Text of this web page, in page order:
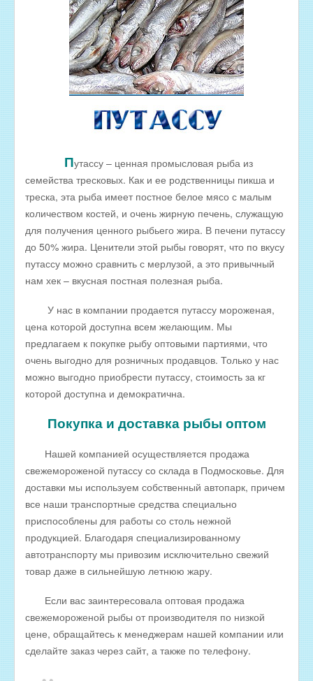
СОЛЕНАЯ РЫБА
КОПЧЕНАЯ РЫБА
ВЯЛЕНАЯ РЫБА
РЫБНЫЕ СТЕЙКИ ОПТОМ
РЫБА ДЛЯ ЗАРЫБЛЕНИЯ ВОДОЕМА
ПРАЙС-ЛИСТЫ
ОПТОВИКАМ
Оптовые цены на РЫБНЫЕ КОНСЕРВЫ
Оптовые цены на РЫБНЫЕ СТЕЙКИ
Оптовые цены на СВЕЖЕЗАМОРОЖЕННУЮ РЫБУ
Оптовые цены на МОРЕПРОДУКТЫ
Оптовые цены на РЫБНУЮ ИКРУ
Оптовые цены на ЖИВУЮ РЫБУ
Оптовые цены на ОХЛАЖДЕННУЮ РЫБУ
Оптовые цены на ФИЛЕ ИЗ РЫБЫ
Оптовые цены на СОЛЕНУЮ РЫБУ
Оптовые цены на КОПЧЁНУЮ РЫБУ
МЯСНАЯ ПРОДУКЦИЯ
ОБРАТНАЯ СВЯЗЬ
ИНТЕРНЕТ-МАГАЗИН
Путассу – ценная промысловая рыба из
семейства тресковых. Как и ее родственницы пикша и
треска, эта рыба имеет постное белое мясо с малым
количеством костей, и очень жирную печень, служащую
для получения ценного рыбьего жира. В печени путассу
до 50% жира. Ценители этой рыбы говорят, что по вкусу
путассу можно сравнить с мерлузой, а это привычный
нам хек – вкусная постная полезная рыба.
У нас в компании продается путассу мороженая,
цена которой доступна всем желающим. Мы
предлагаем к покупке рыбу оптовыми партиями, что
очень выгодно для розничных продавцов. Только у нас
можно выгодно приобрести путассу, стоимость за кг
которой доступна и демократична.
Покупка и доставка рыбы оптом
Нашей компанией осуществляется продажа
свежемороженой путассу со склада в Подмосковье. Для
доставки мы используем собственный автопарк, причем
все наши транспортные средства специально
приспособлены для работы со столь нежной
продукцией. Благодаря специализированному
автотранспорту мы привозим исключительно свежий
товар даже в сильнейшую летнюю жару.
Если вас заинтересовала оптовая продажа
свежемороженой рыбы от производителя по низкой
цене, обращайтесь к менеджерам нашей компании или
сделайте заказ через сайт, а также по телефону.